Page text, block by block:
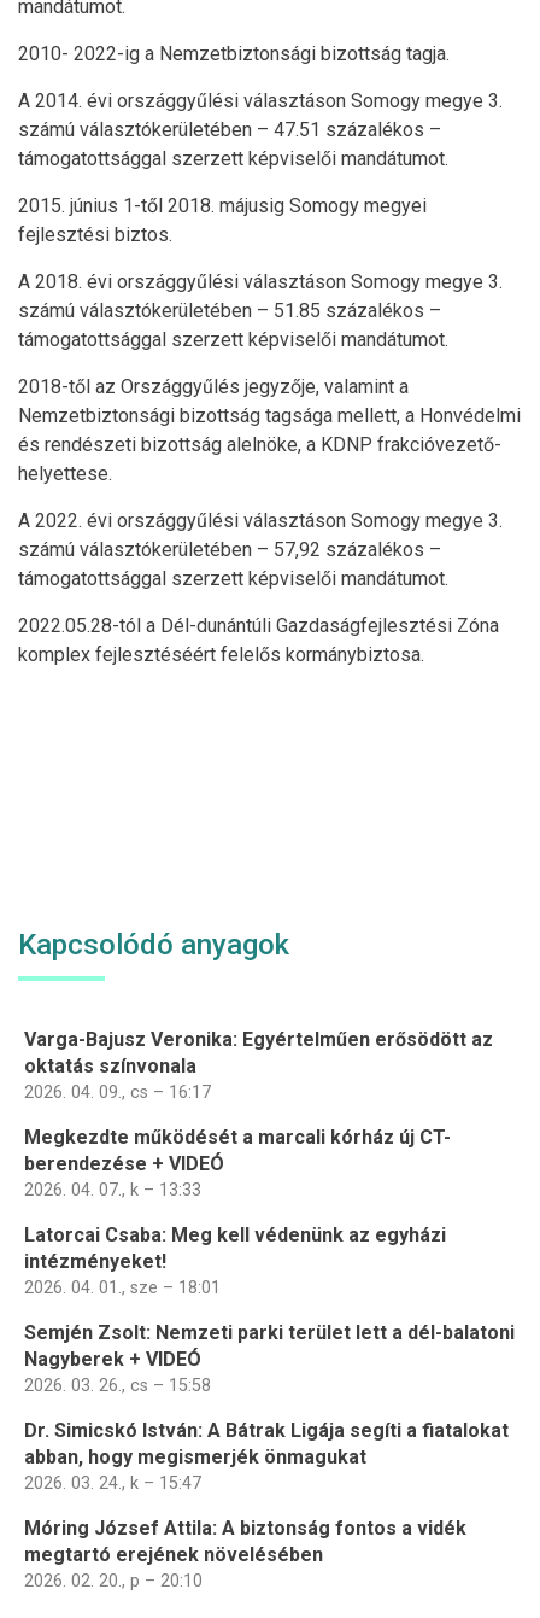
mandátumot.
2010- 2022-ig a Nemzetbiztonsági bizottság tagja.
A 2014. évi országgyűlési választáson Somogy megye 3.
számú választókerületében – 47.51 százalékos –
támogatottsággal szerzett képviselői mandátumot.
2015. június 1-től 2018. májusig Somogy megyei
fejlesztési biztos.
A 2018. évi országgyűlési választáson Somogy megye 3.
számú választókerületében – 51.85 százalékos –
támogatottsággal szerzett képviselői mandátumot.
2018-től az Országgyűlés jegyzője, valamint a
Nemzetbiztonsági bizottság tagsága mellett, a Honvédelmi
és rendészeti bizottság alelnöke, a KDNP frakcióvezető-
helyettese.
A 2022. évi országgyűlési választáson Somogy megye 3.
számú választókerületében – 57,92 százalékos –
támogatottsággal szerzett képviselői mandátumot.
2022.05.28-tól a Dél-dunántúli Gazdaságfejlesztési Zóna
komplex fejlesztéséért felelős kormánybiztosa.
Kapcsolódó anyagok
Varga-Bajusz Veronika: Egyértelműen erősödött az
oktatás színvonala
2026. 04. 09., cs – 16:17
Megkezdte működését a marcali kórház új CT-
berendezése + VIDEÓ
2026. 04. 07., k – 13:33
Latorcai Csaba: Meg kell védenünk az egyházi
intézményeket!
2026. 04. 01., sze – 18:01
Semjén Zsolt: Nemzeti parki terület lett a dél-balatoni
Nagyberek + VIDEÓ
2026. 03. 26., cs – 15:58
Dr. Simicskó István: A Bátrak Ligája segíti a fiatalokat
abban, hogy megismerjék önmagukat
2026. 03. 24., k – 15:47
Móring József Attila: A biztonság fontos a vidék
megtartó erejének növelésében
2026. 02. 20., p – 20:10